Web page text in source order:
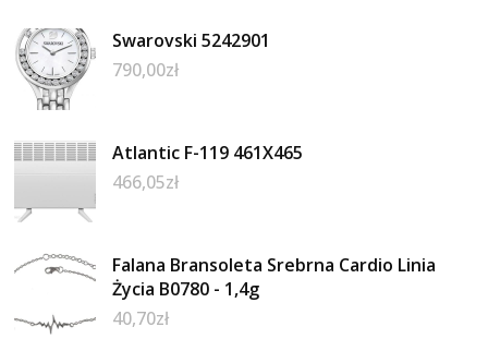
Swarovski 5242901
790,00zł
Atlantic F-119 461X465
466,05zł
Falana Bransoleta Srebrna Cardio Linia
Życia B0780 - 1,4g
40,70zł